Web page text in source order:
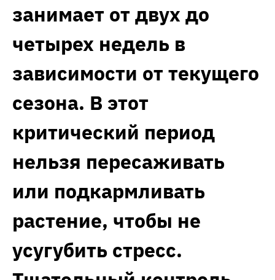
занимает от двух до
четырех недель в
зависимости от текущего
сезона. В этот
критический период
нельзя пересаживать
или подкармливать
растение, чтобы не
усугубить стресс.